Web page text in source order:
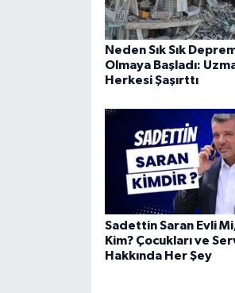
Neden Sık Sık
Olmaya Başladı:
Herkesi Şaşırttı
Sadettin Saran Evli
Kim? Çocukları ve
Hakkında Her Şey